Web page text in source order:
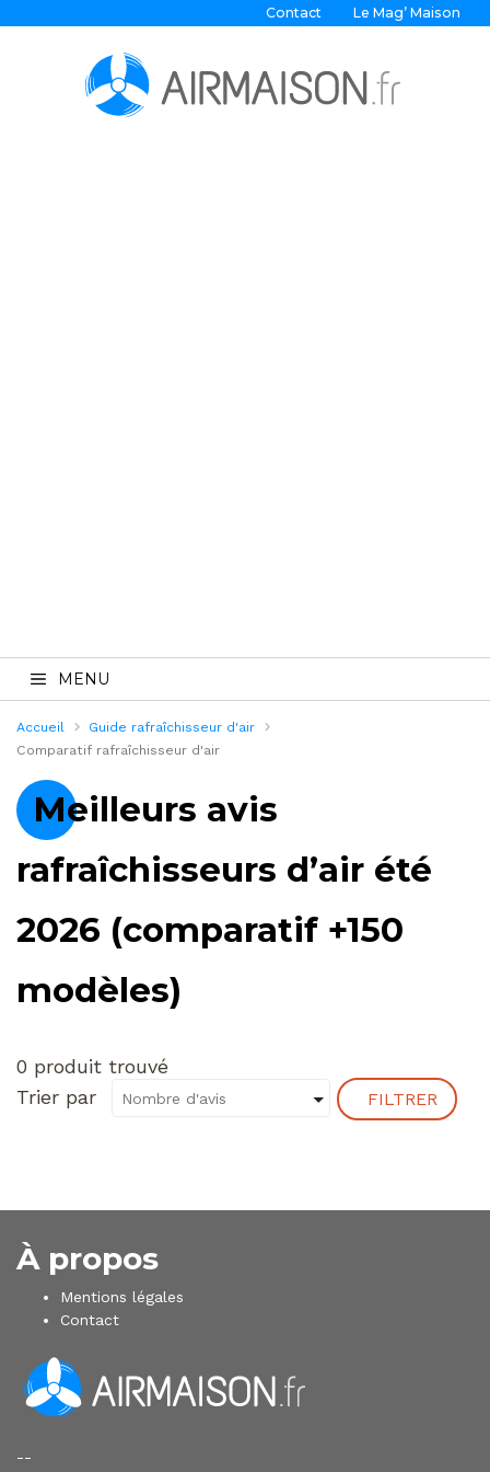
Contact Le Mag’ Maison
MENU
Accueil
Guide rafraîchisseur d'air
Comparatif rafraîchisseur d'air
Meilleurs avis
rafraîchisseurs d’air été
2026 (comparatif +150
modèles)
0 produit trouvé
Trier par
FILTRER
À propos
Mentions légales
Contact
--